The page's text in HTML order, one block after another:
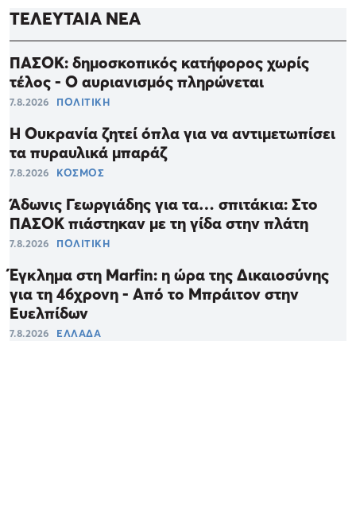
ΤΕΛΕΥΤΑΙΑ ΝΕΑ
ΠΑΣΟΚ: δημοσκοπικός κατήφορος χωρίς
τέλος - Ο αυριανισμός πληρώνεται
7.8.2026 ΠΟΛΙΤΙΚΗ
Η Ουκρανία ζητεί όπλα για να αντιμετωπίσει
τα πυραυλικά μπαράζ
7.8.2026 ΚΟΣΜΟΣ
Άδωνις Γεωργιάδης για τα… σπιτάκια: Στο
ΠΑΣΟΚ πιάστηκαν με τη γίδα στην πλάτη
7.8.2026 ΠΟΛΙΤΙΚΗ
Έγκλημα στη Marfin: η ώρα της Δικαιοσύνης
για τη 46χρονη - Από το Μπράιτον στην
Ευελπίδων
7.8.2026 ΕΛΛΑΔΑ